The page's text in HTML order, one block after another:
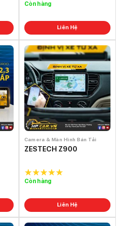
5.0out of
Còn hàng
Liên Hệ
Camera & Màn Hình Bán Tải
ZESTECH Z900
5.0out of
Còn hàng
Liên Hệ